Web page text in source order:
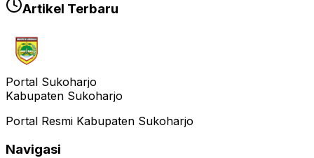
Artikel Terbaru
Portal Sukoharjo
Kabupaten Sukoharjo
Portal Resmi Kabupaten Sukoharjo
Navigasi